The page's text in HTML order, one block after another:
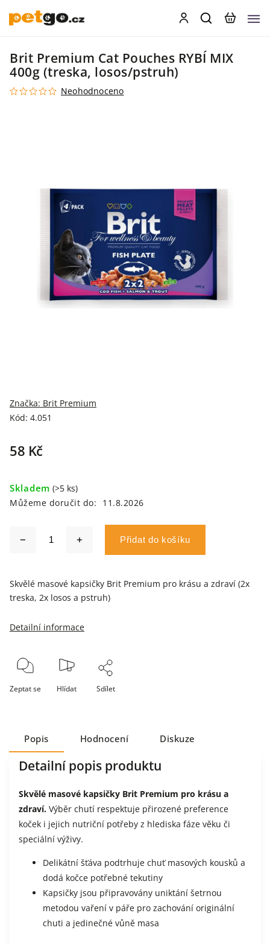
Brit Premium Cat Pouches RYBÍ MIX
400g (treska, losos/pstruh)
Neohodnoceno
Kód: 4.051
Značka: Brit Premium
58 Kč
Skladem (>5 ks)
Můžeme doručit do:
11.8.2026
Přidat do košíku
Skvělé masové kapsičky Brit Premium pro krásu a zdraví (2x
treska, 2x losos a pstruh)
Detailní informace
Zeptat se Hlídat Sdílet
Popis Hodnocení Diskuze
Detailní popis produktu
Skvělé masové kapsičky Brit Premium pro krásu a
zdraví. Výběr chutí respektuje přirozené preference
koček i jejich nutriční potřeby z hlediska fáze věku či
speciální výživy.
Delikátní šťáva podtrhuje chuť masových kousků a
dodá kočce potřebné tekutiny
Kapsičky jsou připravovány uniktání šetrnou
metodou vaření v páře pro zachování originální
chuti a jedinečné vůně masa